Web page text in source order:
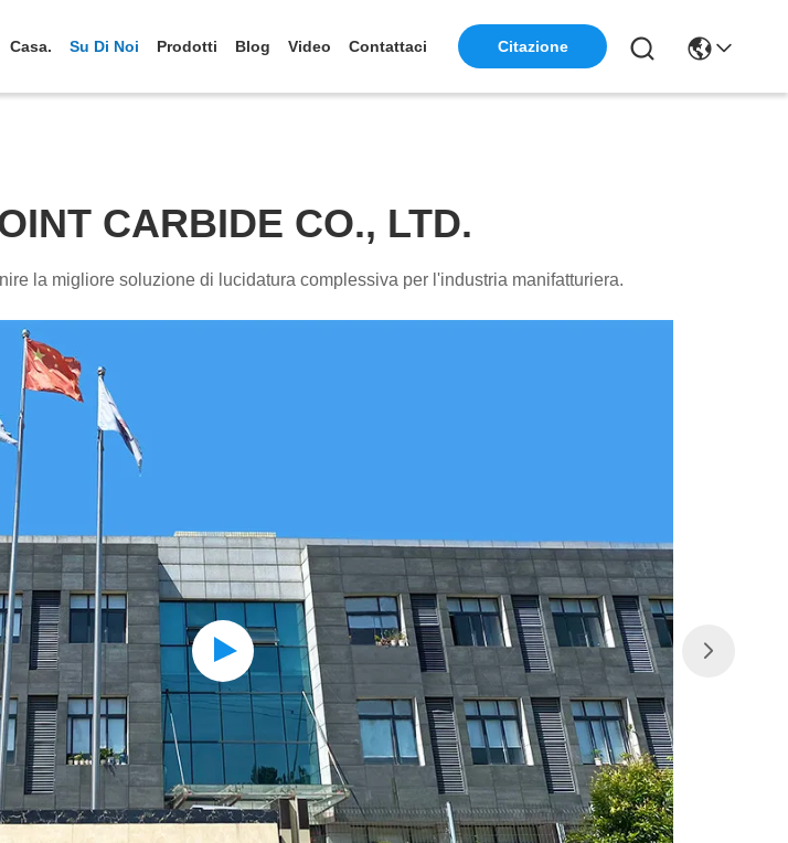
Casa. Su Di Noi Prodotti Blog Video Contattaci Citazione
CARBIDE CO., LTD.
la migliore soluzione di lucidatura complessiva per l'industria manifatturiera.